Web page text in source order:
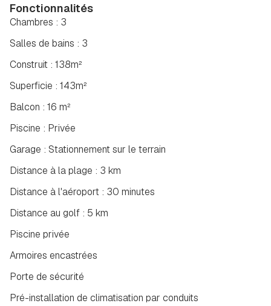
Fonctionnalités
Salles de bains : 3
Construit : 138m²
Chambres : 3
Superficie : 143m²
Balcon : 16 m²
Piscine : Privée
Garage : Stationnement sur le terrain
Distance à la plage : 3 km
Distance à l'aéroport : 30 minutes
Distance au golf : 5 km
Piscine privée
Armoires encastrées
Porte de sécurité
Pré-installation de climatisation par conduits